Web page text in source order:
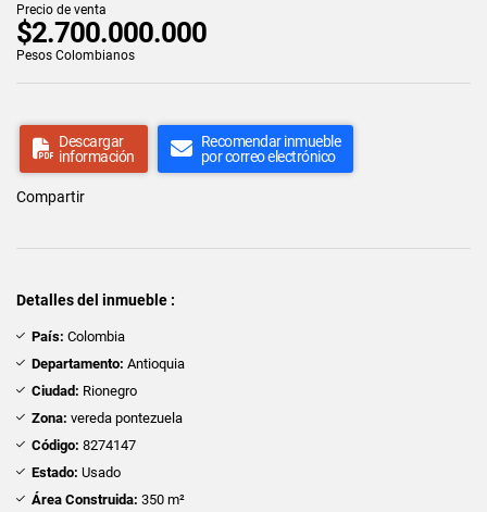
Precio de venta
$2.700.000.000
Pesos Colombianos
Descargar
información
Recomendar inmueble
por correo electrónico
Compartir
Detalles del inmueble :
País: Colombia
Departamento: Antioquia
Ciudad: Rionegro
Zona: vereda pontezuela
Código: 8274147
Estado: Usado
Área Construida: 350 m²